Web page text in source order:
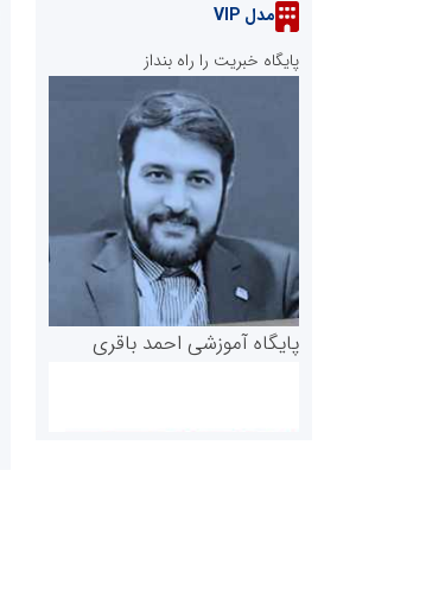
مدل VIP
پایگاه خبریت را راه بنداز
پایگاه آموزشی احمد باقری